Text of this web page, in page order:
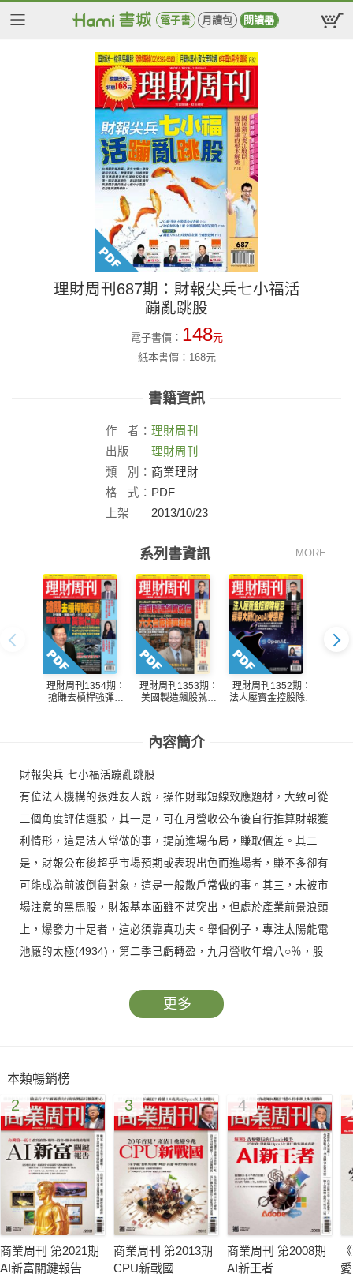
電子書 月讀包 閱讀器
理財周刊687期：財報尖兵七小福活
蹦亂跳股
電子書價： 148元
紙本書價：168元
書籍資訊
作 者： 理財周刊
出版
社：
理財周刊
類
別： 商業理財
格
式： PDF
上架
2013/10/23
系列書資訊 MORE
理財周刊1354期：
搶賺去槓桿強彈股
理財周刊1353期：
美國製造飆股就位
理財周刊1352期：
法人壓寶金控股除權
內容簡介
財報尖兵 七小福活蹦亂跳股
有位法人機構的張姓友人說，操作財報短線效應題材，大致可從
三個角度評估選股，其一是，可在月營收公布後自行推算財報獲
利情形，這是法人常做的事，提前進場布局，賺取價差。其二
是，財報公布後超乎市場預期或表現出色而進場者，賺不多卻有
可能成為前波倒貨對象，這是一般散戶常做的事。其三，未被市
場注意的黑馬股，財報基本面雖不甚突出，但處於產業前景浪頭
上，爆發力十足者，這必須靠真功夫。舉個例子，專注太陽能電
池廠的太極(4934)，第二季已虧轉盈，九月營收年增八○％，股
止如此，從技術線型突破各高點上無壓還會再漲，果然持續攻到
二十．六五元。本期封面故事就是以這樣的邏輯挑選出七檔強
財報尖兵 七小福活蹦亂跳股！錯過AMOLED發展黃金期 台廠拚
逆轉！巨量資料浪潮來襲 龐大商機即將爆發！季報主導盤勢 個
股表現為主！瓦城進軍上海 徐承義明年兩岸拚百家店！月薪４萬
小資女里歐娜 ６年買３房投資術！政府做多地上權 分割移轉有
助買氣提升！Ｑ４旺季到 台股基金有看頭！
更多
本類暢銷榜
2
商業周刊 第2021期
AI新富關鍵報告
3
商業周刊 第2013期
CPU新戰國
4
商業周刊 第2008期
AI新王者